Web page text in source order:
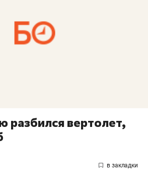
разбился вертолет,